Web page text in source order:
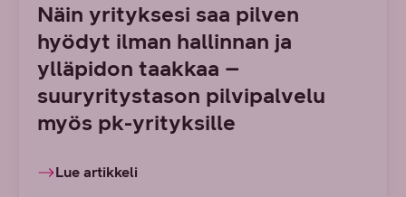
Näin yrityksesi saa pilven
hyödyt ilman hallinnan ja
ylläpidon taakkaa –
suuryritystason pilvipalvelu
myös pk-yrityksille
Lue artikkeli